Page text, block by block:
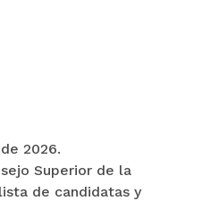
2026.
Superior de la
de candidatas y